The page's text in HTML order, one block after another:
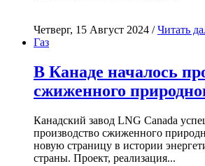
Четверг, 15 Август 2024 /Читать
Газ
В Канаде началось
сжиженного
Канадский завод LNG Canada
производство сжиженного
новую страницу в истории
страны. Проект, реализация...